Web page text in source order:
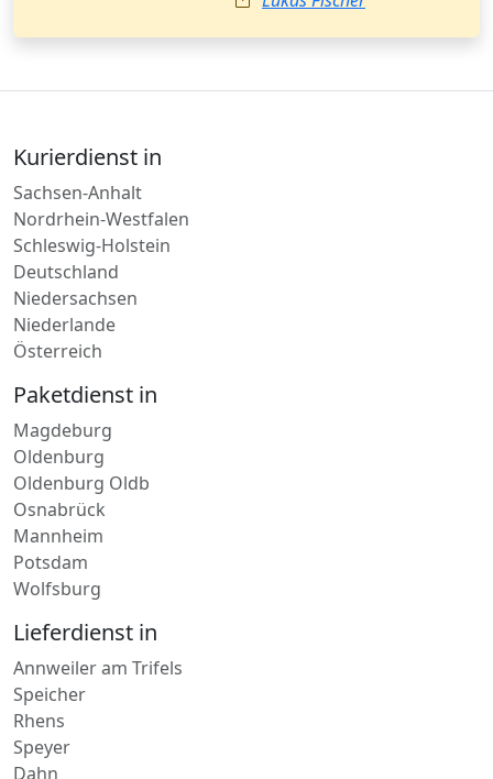
Kurierdienst in
Sachsen-Anhalt
Nordrhein-Westfalen
Schleswig-Holstein
Deutschland
Niedersachsen
Niederlande
Paketdienst in
Magdeburg
Oldenburg
Oldenburg Oldb
Osnabrück
Mannheim
Potsdam
Lieferdienst in
Annweiler am Trifels
Speicher
Rhens
Speyer